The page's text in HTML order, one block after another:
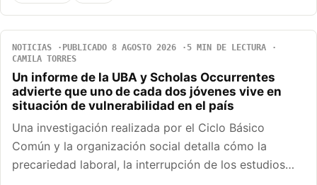
NOTICIAS PUBLICADO 8 AGOSTO 2026
5 MIN DE LECTURA
CAMILA TORRES
Un informe de la UBA y Scholas Occurrentes
advierte que uno de cada dos jóvenes vive en
situación de vulnerabilidad en el país
Una investigación realizada por el Ciclo Básico
Común y la organización social detalla cómo la
precariedad laboral, la interrupción de los estudios…